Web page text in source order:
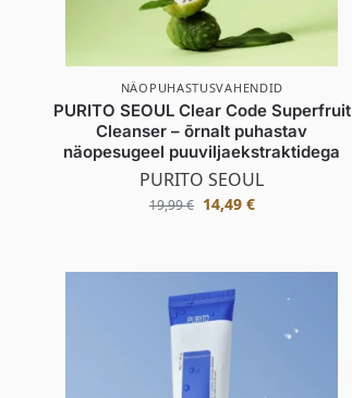
NÄOPUHASTUSVAHENDID
PURITO SEOUL Clear Code Superfruit
Cleanser – õrnalt puhastav
näopesugeel puuviljaekstraktidega
PURITO SEOUL
19,99€ 14,49 €